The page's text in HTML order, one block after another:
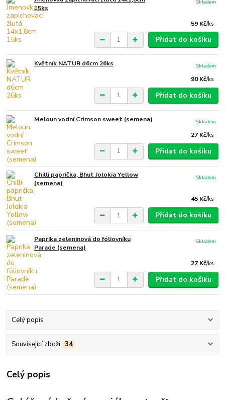
15ks
59 Kč/ks
Skladem
Přidat do košíku
Květník NATUR d6cm 26ks
90 Kč/ks
Skladem
Přidat do košíku
Meloun vodní Crimson sweet (semena)
27 Kč/ks
Skladem
Přidat do košíku
Chilli paprička, Bhut Jolokia Yellow
(semena)
45 Kč/ks
Skladem
Přidat do košíku
Paprika zeleninová do fóliovníku
Parade (semena)
27 Kč/ks
Skladem
Přidat do košíku
Celý popis
Související zboží 34
Celý popis